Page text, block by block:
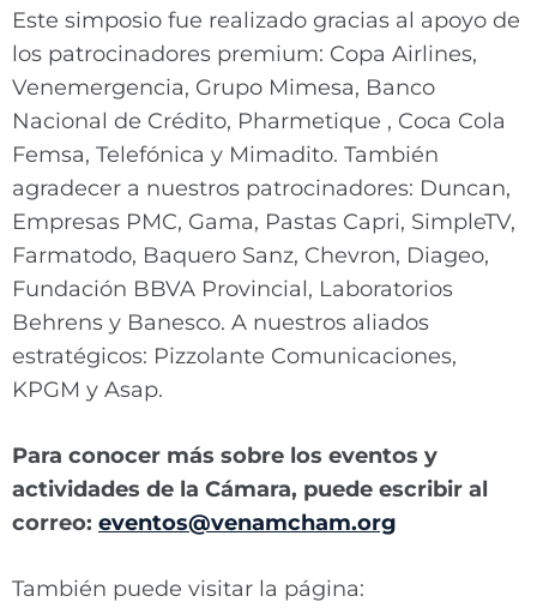
Este simposio fue realizado gracias al apoyo de
los patrocinadores premium: Copa Airlines,
Venemergencia, Grupo Mimesa, Banco
Nacional de Crédito, Pharmetique , Coca Cola
Femsa, Telefónica y Mimadito. También
agradecer a nuestros patrocinadores: Duncan,
Empresas PMC, Gama, Pastas Capri, SimpleTV,
Farmatodo, Baquero Sanz, Chevron, Diageo,
Fundación BBVA Provincial, Laboratorios
Behrens y Banesco. A nuestros aliados
estratégicos: Pizzolante Comunicaciones,
KPGM y Asap.
Para conocer más sobre los eventos y
actividades de la Cámara, puede escribir al
correo: eventos@venamcham.org
También puede visitar la página: